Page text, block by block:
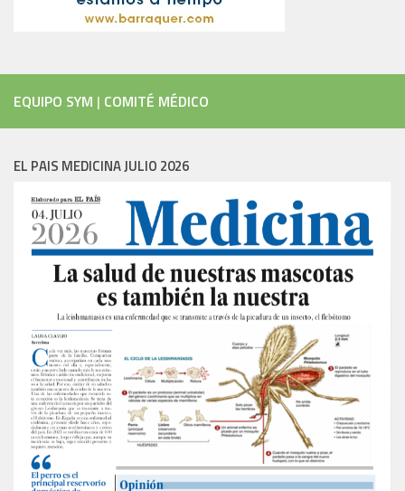
EQUIPO SYM | COMITÉ MÉDICO
EL PAIS MEDICINA JULIO 2026